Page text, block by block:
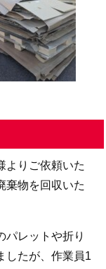
よりご依頼いた
棄物を回収いた
パレットや折り
したが、作業員1